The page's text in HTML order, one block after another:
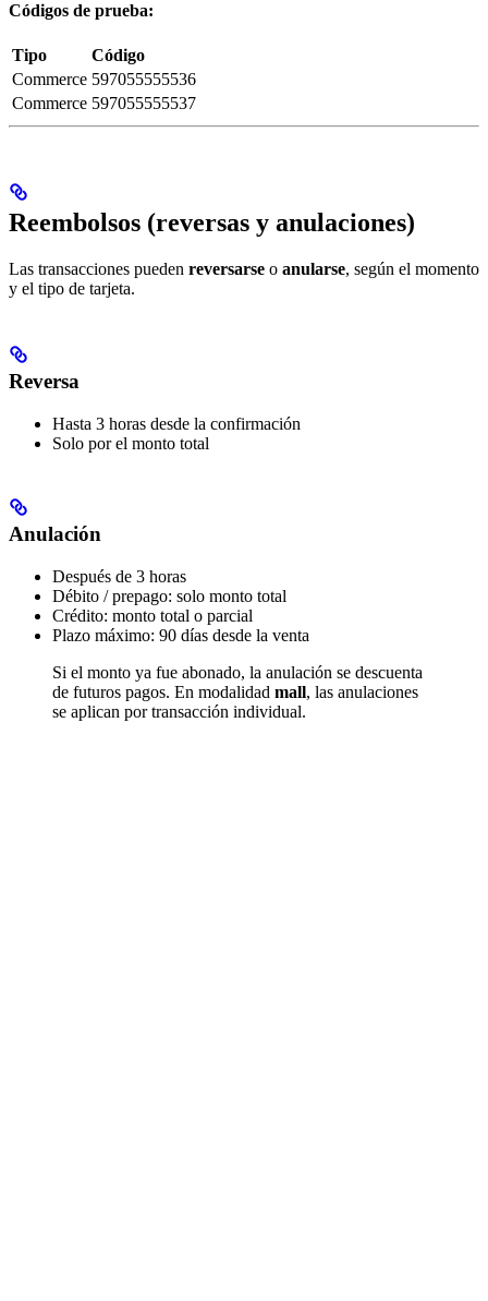
Códigos de prueba:
Tipo
Código
Commerce 597055555536
Commerce 597055555537
Reembolsos (reversas y anulaciones)
Las transacciones pueden reversarse o anularse, según el momento
y el tipo de tarjeta.
Reversa
Hasta 3 horas desde la confirmación
Solo por el monto total
Anulación
Después de 3 horas
Débito / prepago: solo monto total
Crédito: monto total o parcial
Plazo máximo: 90 días desde la venta
Si el monto ya fue abonado, la anulación se descuenta
de futuros pagos. En modalidad mall, las anulaciones
se aplican por transacción individual.